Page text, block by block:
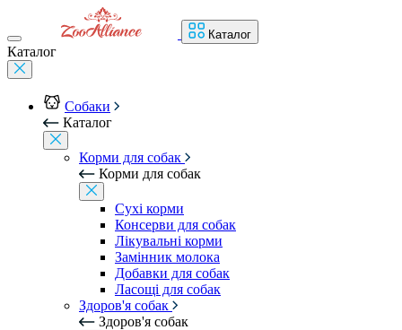
Каталог
Каталог
Собаки
Каталог
Корми для собак
Корми для собак
Сухі корми
Консерви для собак
Лікувальні корми
Замінник молока
Добавки для собак
Ласощі для собак
Здоров'я собак
Здоров'я собак